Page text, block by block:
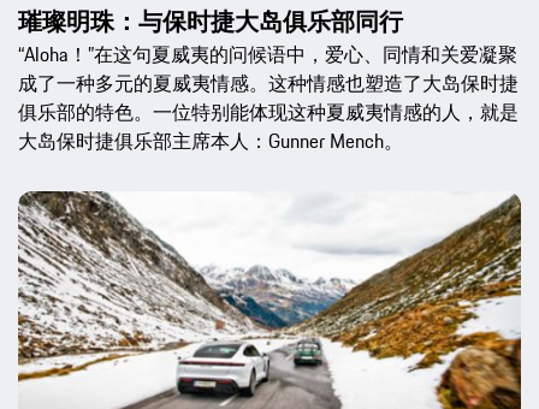
璀璨明珠：与保时捷大岛俱乐部同行
“Aloha！”在这句夏威夷的问候语中，爱心、同情和关爱凝聚
成了一种多元的夏威夷情感。这种情感也塑造了大岛保时捷
俱乐部的特色。一位特别能体现这种夏威夷情感的人，就是
大岛保时捷俱乐部主席本人：Gunner Mench。